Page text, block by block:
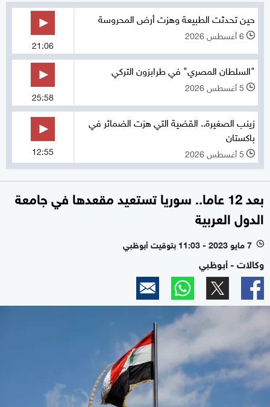
حين تحدثت الطبيعة وهزت أرض المحروسة
l 6 أغسطس 2026
21:06
"السلطان المصري" في طرابزون التركي
l 5 أغسطس 2026
25:58
زينب الصغيرة.. القضية التي هزت الضمائر في
باكستان
l 5 أغسطس 2026 12:55
بعد 12 عاما.. سوريا تستعيد مقعدها في جامعة
الدول العربية
l 7 مايو 2023 - 11:03 بتوقيت أبوظبي
وكالات - أبوظبي